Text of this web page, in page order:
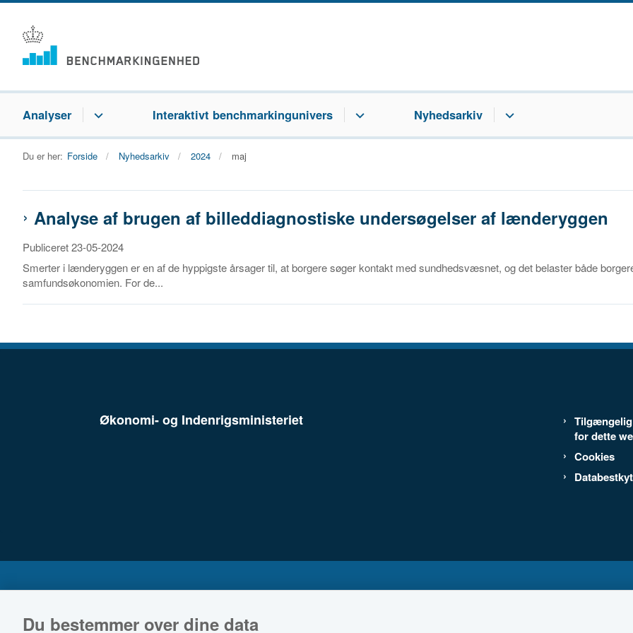
Analyser Interaktivt benchmarkingunivers Nyhedsarkiv
Du er her: Forside Nyhedsarkiv 2024 maj
Analyse af brugen af billeddiagnostiske undersøgelser af lænderyggen
Publiceret 23-05-2024
Smerter i lænderyggen er en af de hyppigste årsager til, at borgere søger kontakt med sundhedsvæsnet, og det belaster både
samfundsøkonomien. For de...
Økonomi- og Indenrigsministeriet
for dette
Cookies
Du bestemmer over dine data